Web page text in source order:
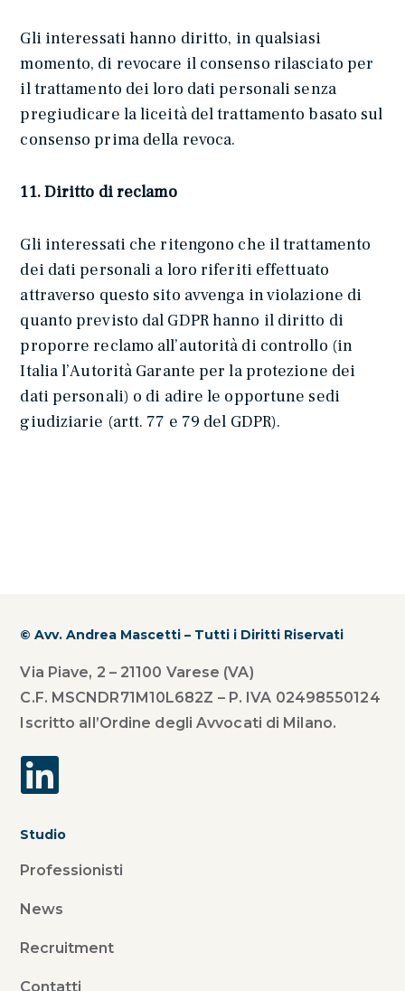
Gli interessati hanno diritto, in qualsiasi
momento, di revocare il consenso rilasciato per
il trattamento dei loro dati personali senza
pregiudicare la liceità del trattamento basato sul
consenso prima della revoca.
11. Diritto di reclamo
Gli interessati che ritengono che il trattamento
dei dati personali a loro riferiti effettuato
attraverso questo sito avvenga in violazione di
quanto previsto dal GDPR hanno il diritto di
proporre reclamo all’autorità di controllo (in
Italia l’Autorità Garante per la protezione dei
dati personali) o di adire le opportune sedi
giudiziarie (artt. 77 e 79 del GDPR).
© Avv. Andrea Mascetti – Tutti i Diritti Riservati
Via Piave, 2 – 21100 Varese (VA)
C.F. MSCNDR71M10L682Z – P. IVA 02498550124
Iscritto all’Ordine degli Avvocati di Milano.
Studio
Professionisti
News
Recruitment
Contatti